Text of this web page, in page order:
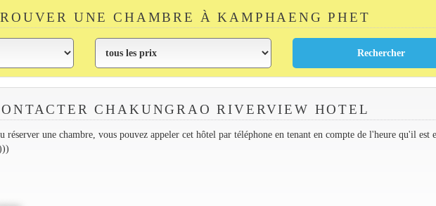
UNE CHAMBRE À KAMPHAENG PHET
CHAKUNGRAO RIVERVIEW HOTEL
une chambre, vous pouvez appeler cet hôtel par téléphone en tenant en compte de l'heure qu'il est